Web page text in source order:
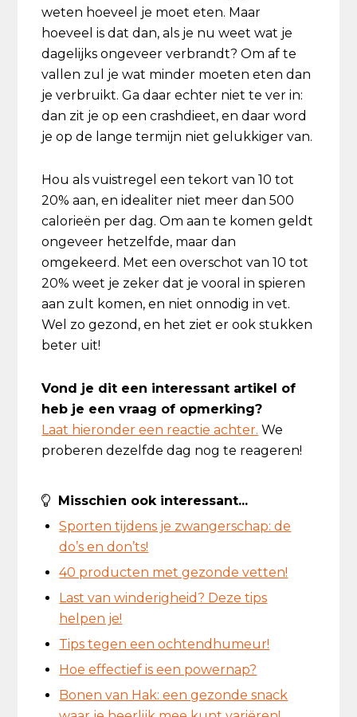
weten hoeveel je moet eten. Maar
hoeveel is dat dan, als je nu weet wat je
dagelijks ongeveer verbrandt? Om af te
vallen zul je wat minder moeten eten dan
je verbruikt. Ga daar echter niet te ver in:
dan zit je op een crashdieet, en daar word
je op de lange termijn niet gelukkiger van.
Hou als vuistregel een tekort van 10 tot
20% aan, en idealiter niet meer dan 500
calorieën per dag. Om aan te komen geldt
ongeveer hetzelfde, maar dan
omgekeerd. Met een overschot van 10 tot
20% weet je zeker dat je vooral in spieren
aan zult komen, en niet onnodig in vet.
Wel zo gezond, en het ziet er ook stukken
beter uit!
Vond je dit een interessant artikel of
heb je een vraag of opmerking?
Laat hieronder een reactie achter. We
proberen dezelfde dag nog te reageren!
Misschien ook interessant...
Sporten tijdens je zwangerschap: de
do’s en don’ts!
40 producten met gezonde vetten!
Last van winderigheid? Deze tips
helpen je!
Tips tegen een ochtendhumeur!
Hoe effectief is een powernap?
Bonen van Hak: een gezonde snack